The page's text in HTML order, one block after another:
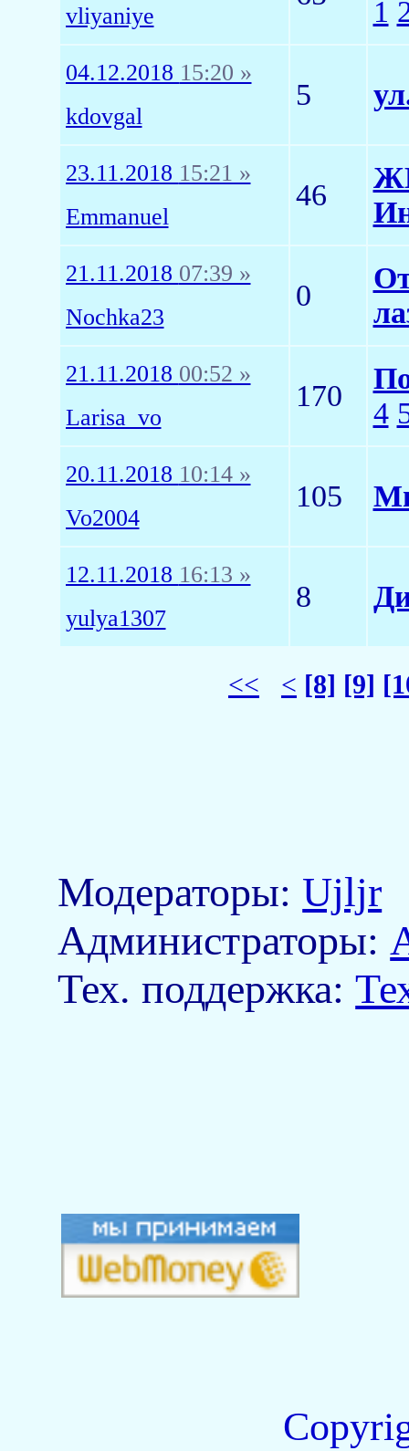
vliyaniye 1
04.12.2018 15:20 »
kdovgal
5
23.11.2018 15:21 »
Emmanuel
46
21.11.2018 07:39 »
Nochka23
0
21.11.2018 00:52 »
Larisa_vo
170
4
20.11.2018 10:14 »
Vo2004
105
12.11.2018 16:13 »
yulya1307
8
<< < [8] [9]
Модераторы: Ujljr
Aдминистраторы:
Тех. поддержка: